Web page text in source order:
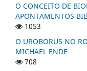
O CONCEITO DE
APONTAMENTOS
1053
O UROBORUS NO
MICHAEL ENDE
708